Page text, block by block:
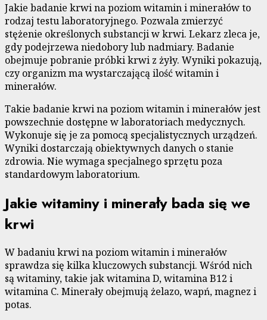
Jakie badanie krwi na poziom witamin i minerałów to
rodzaj testu laboratoryjnego. Pozwala zmierzyć
stężenie określonych substancji w krwi. Lekarz zleca je,
gdy podejrzewa niedobory lub nadmiary. Badanie
obejmuje pobranie próbki krwi z żyły. Wyniki pokazują,
czy organizm ma wystarczającą ilość witamin i
minerałów.
Takie badanie krwi na poziom witamin i minerałów jest
powszechnie dostępne w laboratoriach medycznych.
Wykonuje się je za pomocą specjalistycznych urządzeń.
Wyniki dostarczają obiektywnych danych o stanie
zdrowia. Nie wymaga specjalnego sprzętu poza
standardowym laboratorium.
Jakie witaminy i minerały bada się we
krwi
W badaniu krwi na poziom witamin i minerałów
sprawdza się kilka kluczowych substancji. Wśród nich
są witaminy, takie jak witamina D, witamina B12 i
witamina C. Minerały obejmują żelazo, wapń, magnez i
potas.